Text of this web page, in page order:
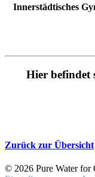
Innerstädtisches
Hier befindet
Zurück zur Übersicht
© 2026 Pure Water for